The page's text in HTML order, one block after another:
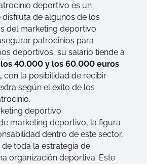
deportivo es un
de algunos de los
del marketing deportivo.
patrocinios para
deportivos, su salario tiende a
40.000 y los 60.000 euros
con la posibilidad de recibir
según el éxito de los
deportivo
marketing deportivo, la figura
dentro de este sector,
toda la estrategia de
organización deportiva. Este